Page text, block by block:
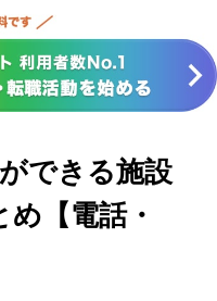
できる施設
【電話・